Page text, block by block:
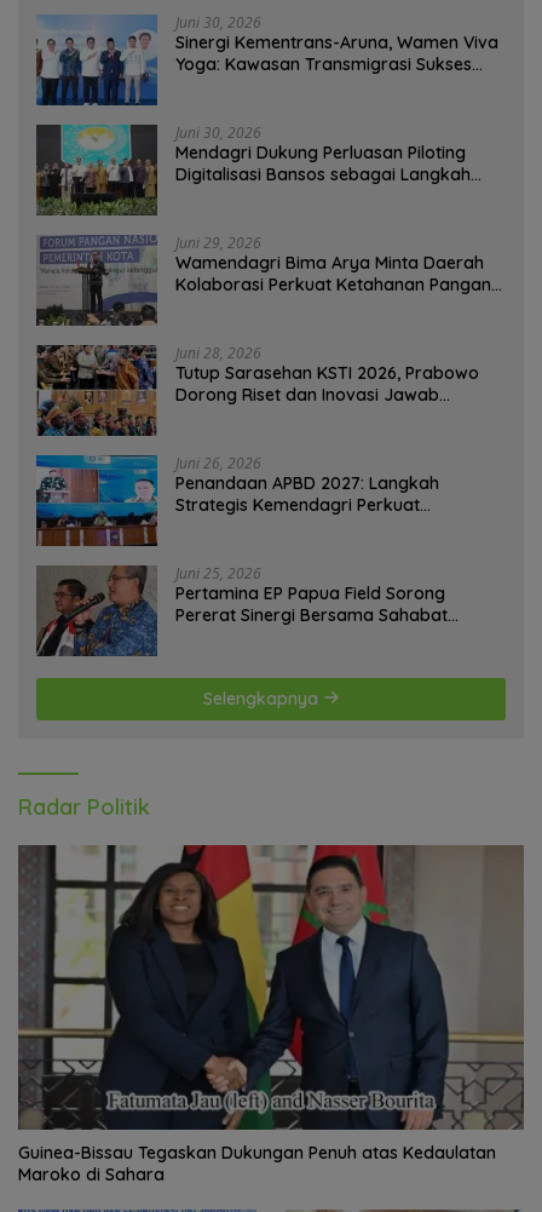
Juni 30, 2026
Sinergi Kementrans-Aruna, Wamen Viva
Yoga: Kawasan Transmigrasi Sukses
Juni 30, 2026
Mendagri Dukung Perluasan Piloting
Digitalisasi Bansos sebagai Langkah
Juni 29, 2026
Wamendagri Bima Arya Minta Daerah
Kolaborasi Perkuat Ketahanan Pangan
Juni 28, 2026
Tutup Sarasehan KSTI 2026, Prabowo
Dorong Riset dan Inovasi Jawab
Juni 26, 2026
Penandaan APBD 2027: Langkah
Strategis Kemendagri Perkuat
Juni 25, 2026
Pertamina EP Papua Field Sorong
Pererat Sinergi Bersama Sahabat
Selengkapnya
Radar Politik
Guinea-Bissau Tegaskan Dukungan Penuh atas Kedaulatan
Maroko di Sahara